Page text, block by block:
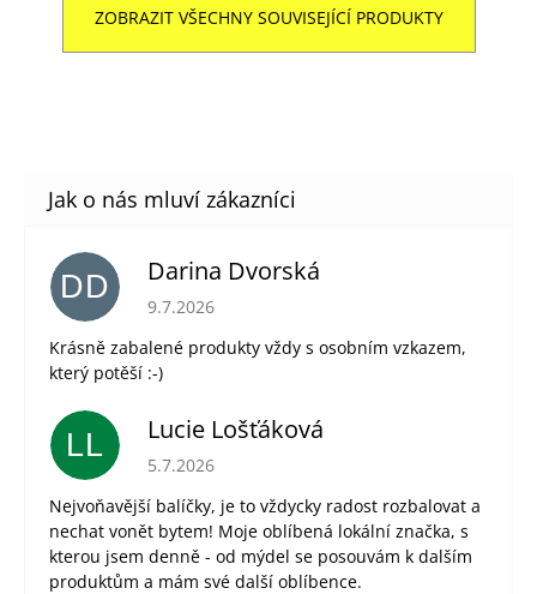
ZOBRAZIT VŠECHNY SOUVISEJÍCÍ PRODUKTY
DD Darina Dvorská
Hodnocení obchodu je 5 z 5 hvězdiček.
9.7.2026
Krásně zabalené produkty vždy s osobním vzkazem,
který potěší :-)
LL Lucie Lošťáková
Hodnocení obchodu je 5 z 5 hvězdiček.
5.7.2026
Nejvoňavější balíčky, je to vždycky radost rozbalovat a
nechat vonět bytem! Moje oblíbená lokální značka, s
kterou jsem denně - od mýdel se posouvám k dalším
produktům a mám své další oblíbence.